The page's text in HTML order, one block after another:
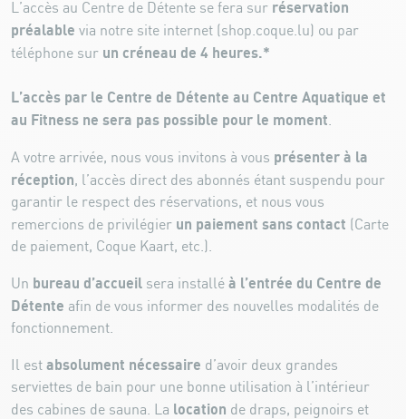
L’accès au Centre de Détente se fera sur réservation
préalable via notre site internet (shop.coque.lu) ou par
téléphone sur un créneau de 4 heures.*
L’accès par le Centre de Détente au Centre Aquatique et
au Fitness ne sera pas possible pour le moment.
A votre arrivée, nous vous invitons à vous présenter à la
réception, l’accès direct des abonnés étant suspendu pour
garantir le respect des réservations, et nous vous
remercions de privilégier un paiement sans contact (Carte
de paiement, Coque Kaart, etc.).
Un bureau d’accueil sera installé à l’entrée du Centre de
Détente afin de vous informer des nouvelles modalités de
fonctionnement.
Il est absolument nécessaire d’avoir deux grandes
serviettes de bain pour une bonne utilisation à l’intérieur
des cabines de sauna. La location de draps, peignoirs et